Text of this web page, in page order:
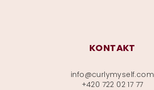
KONTAKT
info@curlymyself.com
+420 722 02 17 77